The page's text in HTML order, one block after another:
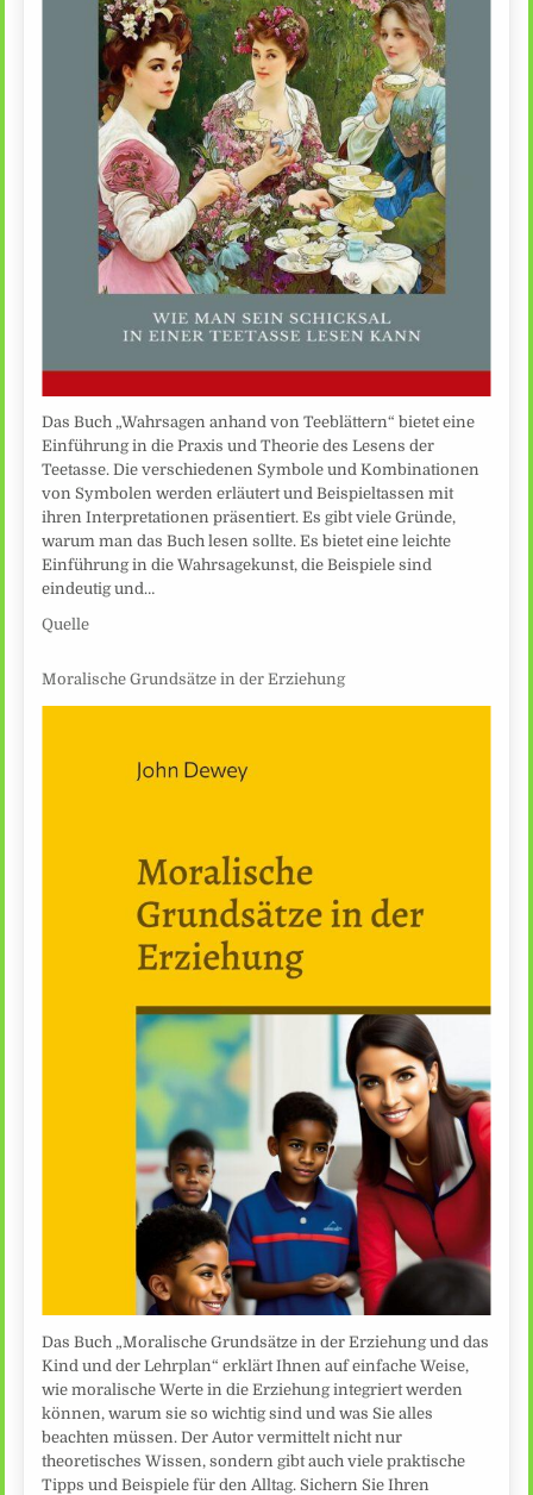
Das Buch „Wahrsagen anhand von Teeblättern“ bietet eine
Einführung in die Praxis und Theorie des Lesens der
Teetasse. Die verschiedenen Symbole und Kombinationen
von Symbolen werden erläutert und Beispieltassen mit
ihren Interpretationen präsentiert. Es gibt viele Gründe,
warum man das Buch lesen sollte. Es bietet eine leichte
Einführung in die Wahrsagekunst, die Beispiele sind
eindeutig und…
Quelle
Moralische Grundsätze in der Erziehung
Das Buch „Moralische Grundsätze in der Erziehung und das
Kind und der Lehrplan“ erklärt Ihnen auf einfache Weise,
wie moralische Werte in die Erziehung integriert werden
können, warum sie so wichtig sind und was Sie alles
beachten müssen. Der Autor vermittelt nicht nur
theoretisches Wissen, sondern gibt auch viele praktische
Tipps und Beispiele für den Alltag. Sichern Sie Ihren